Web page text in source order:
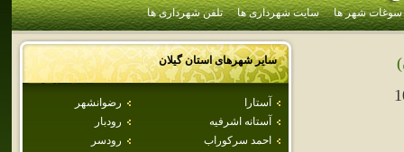
سوغات شهر ها سایت شهرداری ها تلفن شهرداری ها
سایر شهرهای استانگيلان
آستارا
رضوانشهر
آستانه اشرفيه
رودبار
احمد سركوراب
رودسر